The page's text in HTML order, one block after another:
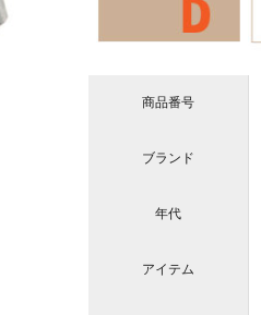
商品番号
ブランド
年代
アイテム